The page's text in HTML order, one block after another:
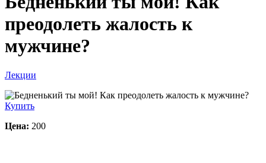
преодолеть жалость к
мужчине?
Лекции
Купить
Цена: 200